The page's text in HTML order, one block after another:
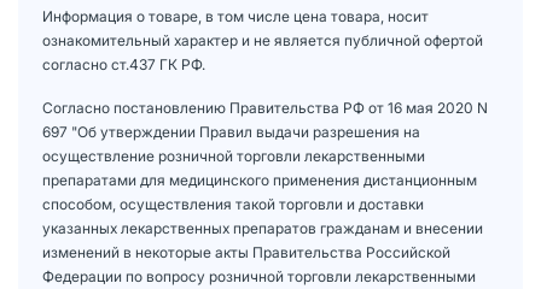
Информация о товаре, в том числе цена товара, носит
ознакомительный характер и не является публичной офертой
согласно ст.437 ГК РФ.
Согласно постановлению Правительства РФ от 16 мая 2020 N
697 "Об утверждении Правил выдачи разрешения на
осуществление розничной торговли лекарственными
препаратами для медицинского применения дистанционным
способом, осуществления такой торговли и доставки
указанных лекарственных препаратов гражданам и внесении
изменений в некоторые акты Правительства Российской
Федерации по вопросу розничной торговли лекарственными